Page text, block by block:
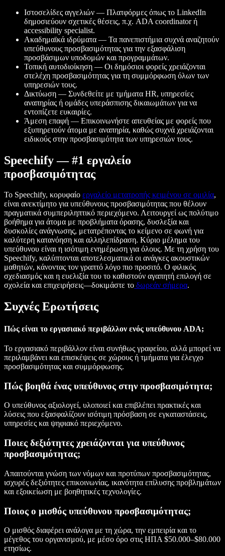
Ιστοσελίδες αγγελιών — Πλατφόρμες όπως το LinkedIn
δημοσιεύουν σχετικές θέσεις, π.χ. ADA coordinator ή
accessibility specialist.
Ακαδημαϊκά ιδρύματα — Τα πανεπιστήμια συχνά αναζητούν
υπεύθυνους προσβασιμότητας για την εξασφάλιση
προσβάσιμων υποδομών και προγραμμάτων.
Τοπική αυτοδιοίκηση — Οι δημόσιοι φορείς χρειάζονται
στελέχη προσβασιμότητας για τη συμμόρφωση όλων των
υπηρεσιών τους.
Δικτύωση — Συνδεθείτε με τμήματα HR, υπηρεσίες
αναπηρίας ή ομάδες υπεράσπισης δικαιωμάτων για να
εντοπίζετε ευκαιρίες.
Άμεση επαφή — Επικοινωνήστε απευθείας με φορείς που
εξυπηρετούν άτομα με αναπηρία, καθώς συχνά χρειάζονται
ειδικούς στην προσβασιμότητα των υπηρεσιών τους.
Speechify — #1 εργαλείο
προσβασιμότητας
Το Speechify, κορυφαίο εργαλείο μετατροπής κειμένου σε ομιλία,
είναι ανεκτίμητο για υπεύθυνους προσβασιμότητας που θέλουν
πραγματικά συμπεριληπτικό περιεχόμενο. Λειτουργεί ως πολύτιμο
βοήθημα για άτομα με προβλήματα όρασης, δυσλεξία και
δυσκολίες ανάγνωσης, μετατρέποντας το κείμενο σε φωνή για
καλύτερη κατανόηση και αλληλεπίδραση. Κύριο μέλημα του
υπεύθυνου είναι η ισότιμη ενημέρωση για όλους. Με τη χρήση του
Speechify, καλύπτονται αποτελεσματικά οι ανάγκες ακουστικών
μαθητών, κάνοντας τον γραπτό λόγο πιο προσιτό. Ο φιλικός
σχεδιασμός και η ευελιξία του το καθιστούν αγαπητή επιλογή σε
σχολεία και επιχειρήσεις—δοκιμάστε το δωρεάν σήμερα.
Συχνές Ερωτήσεις
Πώς είναι το εργασιακό περιβάλλον ενός υπεύθυνου ADA;
Το εργασιακό περιβάλλον είναι συνήθως γραφείου, αλλά μπορεί να
περιλαμβάνει και επισκέψεις σε χώρους ή τμήματα για έλεγχο
προσβασιμότητας και συμμόρφωσης.
Πώς βοηθά ένας υπεύθυνος στην προσβασιμότητα;
Ο υπεύθυνος αξιολογεί, υλοποιεί και επιβλέπει πρακτικές και
λύσεις που εξασφαλίζουν ισότιμη πρόσβαση σε εγκαταστάσεις,
υπηρεσίες και ψηφιακό περιεχόμενο.
Ποιες δεξιότητες χρειάζονται για υπεύθυνος
προσβασιμότητας;
Απαιτούνται γνώση των νόμων και προτύπων προσβασιμότητας,
ισχυρές δεξιότητες επικοινωνίας, ικανότητα επίλυσης προβλημάτων
και εξοικείωση με βοηθητικές τεχνολογίες.
Ποιος ο μισθός υπεύθυνου προσβασιμότητας;
Ο μισθός διαφέρει ανάλογα με τη χώρα, την εμπειρία και το
μέγεθος του οργανισμού, με μέσο όρο στις ΗΠΑ $50.000–$80.000
ετησίως.